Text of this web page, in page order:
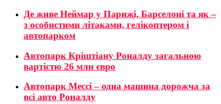
Де живе Неймар у Парижі, Барселоні та як –
з особистими літаками, гелікоптером і
автопарком
Автопарк Кріштіану Роналду загальною
вартістю 26 млн євро
Автопарк Мессі – одна машина дорожча за
всі авто Роналду